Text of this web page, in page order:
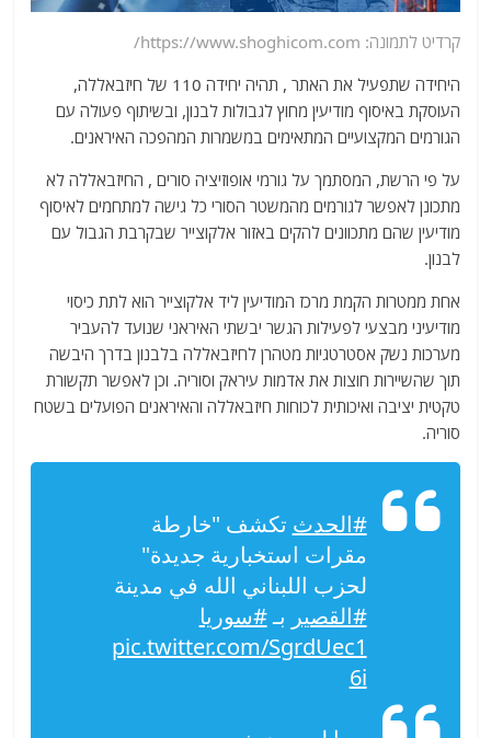
קרדיט לתמונה: https://www.shoghicom.com/
היחידה שתפעיל את האתר , תהיה יחידה 110 של חיזבאללה,
העוסקת באיסוף מודיעין מחוץ לגבולות לבנון, ובשיתוף פעולה עם
הגורמים המקצועיים המתאימים במשמרות המהפכה האיראנים.
על פי הרשת, המסתמך על גורמי אופוזיציה סורים , החיזבאללה לא
מתכונן לאפשר לגורמים מהמשטר הסורי כל גישה למתחמים לאיסוף
מודיעין שהם מתכוונים להקים באזור אלקוצייר שבקרבת הגבול עם
לבנון.
אחת ממטרות הקמת מרכז המודיעין ליד אלקוצייר הוא לתת כיסוי
מודיעיני מבצעי לפעילות הגשר יבשתי האיראני שנועד להעביר
מערכות נשק אסטרטגיות מטהרן לחיזבאללה בלבנון בדרך היבשה
תוך שהשיירות חוצות את אדמות עיראק וסוריה. וכן לאפשר תקשורת
טקטית יציבה ואיכותית לכוחות חיזבאללה והאיראנים הפועלים בשטח
סוריה.
#الحدث تكشف "خارطة
مقرات استخبارية جديدة"
لحزب اللبناني الله في مدينة
#القصير بـ#سوريا
pic.twitter.com/SgrdUec1
6i